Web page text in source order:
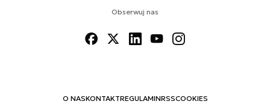
Obserwuj nas
O NASKONTAKTREGULAMINRSSCOOKIES